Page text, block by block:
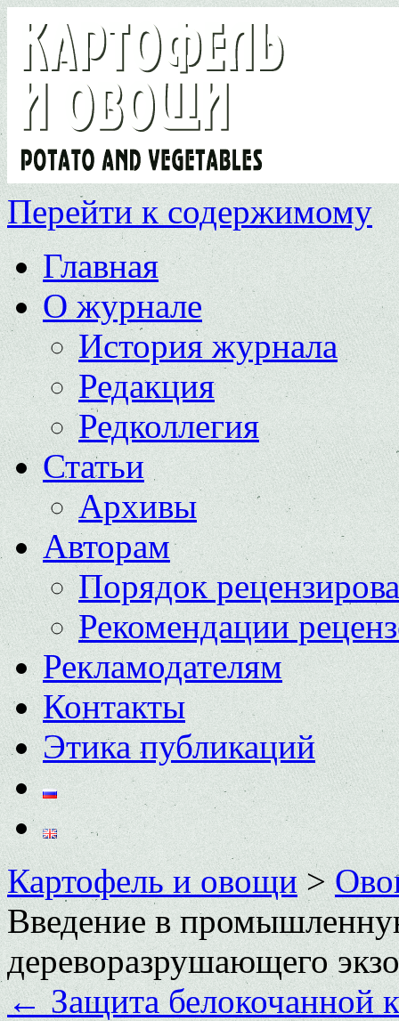
Перейти к содержимому
Главная
О журнале
История журнала
Редакция
Редколлегия
Статьи
Архивы
Авторам
Порядок
Рекомендации
Рекламодателям
Контакты
Этика публикаций
Картофель и овощи>
Введение в
дереворазрушающего
←Защита белокочанной